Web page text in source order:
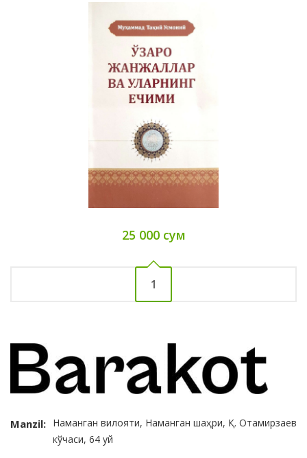
25 000 сум
1
Manzil: Наманган вилояти, Наманган шаҳри, Қ. Отамирзаев
кўчаси, 64 уй